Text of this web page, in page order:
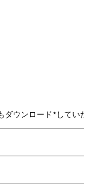
ダウンロード*してい